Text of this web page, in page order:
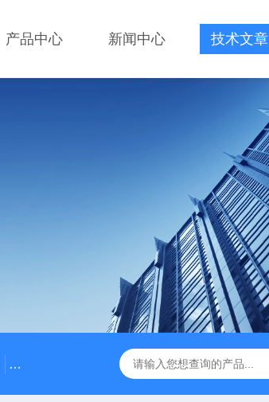
产品中心 新闻中心 技术文章
QZZS防汛抢险自吸泵 高吸程自吸泵